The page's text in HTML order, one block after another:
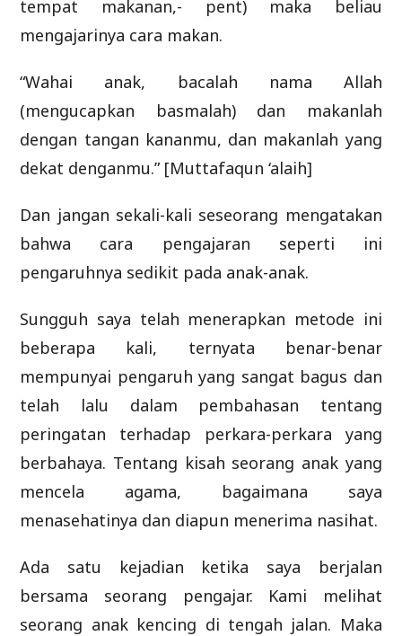
tempat makanan,- pent) maka beliau
mengajarinya cara makan.
“Wahai anak, bacalah nama Allah
(mengucapkan basmalah) dan makanlah
dengan tangan kananmu, dan makanlah yang
dekat denganmu.” [Muttafaqun ‘alaih]
Dan jangan sekali-kali seseorang mengatakan
bahwa cara pengajaran seperti ini
pengaruhnya sedikit pada anak-anak.
Sungguh saya telah menerapkan metode ini
beberapa kali, ternyata benar-benar
mempunyai pengaruh yang sangat bagus dan
telah lalu dalam pembahasan tentang
peringatan terhadap perkara-perkara yang
berbahaya. Tentang kisah seorang anak yang
mencela agama, bagaimana saya
menasehatinya dan diapun menerima nasihat.
Ada satu kejadian ketika saya berjalan
bersama seorang pengajar. Kami melihat
seorang anak kencing di tengah jalan. Maka